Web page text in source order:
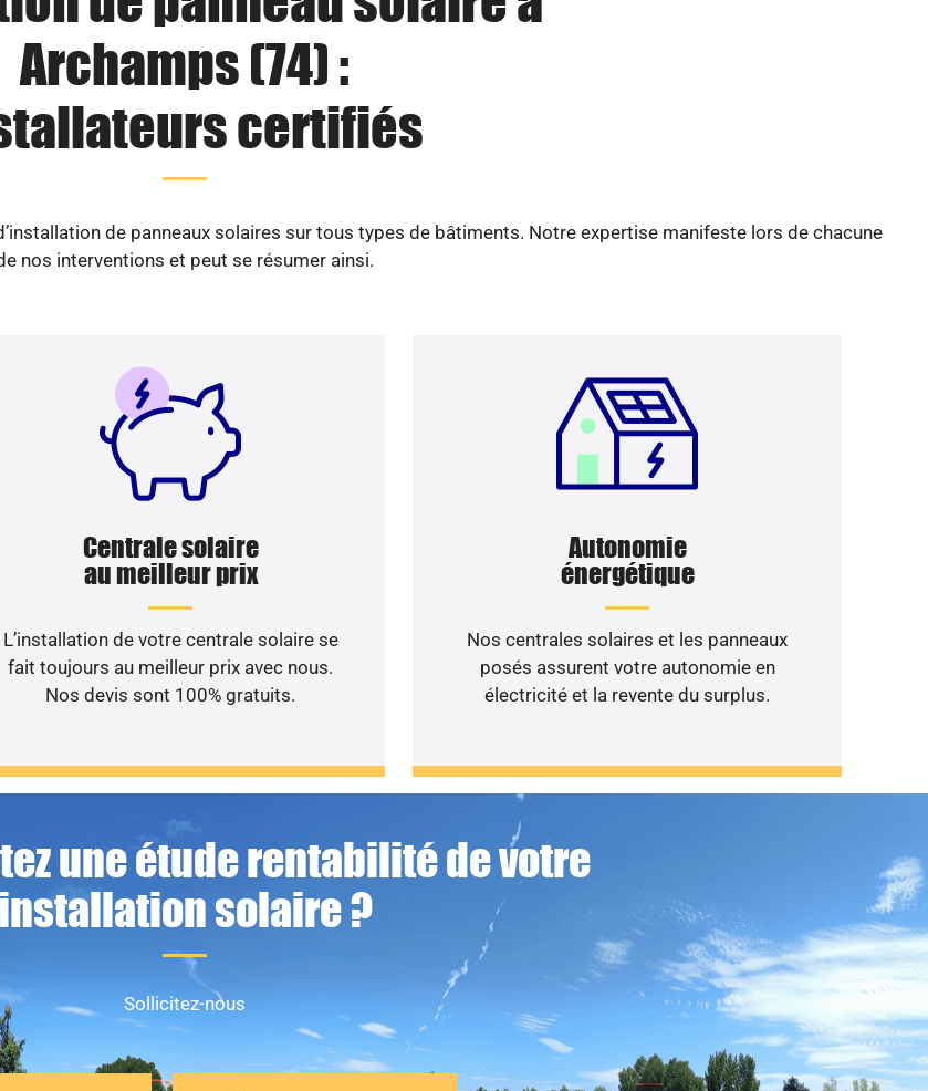
Archamps (74) :
certifiés
de panneaux solaires sur tous types de bâtiments. Notre expertise manifeste lors de chacune
nos interventions et peut se résumer ainsi.
Centrale solaire
au meilleur prix
L’installation de votre centrale solaire se
fait toujours au meilleur prix avec nous.
Nos devis sont 100% gratuits.
Autonomie
énergétique
Nos centrales solaires et les panneaux
posés assurent votre autonomie en
électricité et la revente du surplus.
une étude rentabilité de votre
installation solaire ?
Sollicitez-nous